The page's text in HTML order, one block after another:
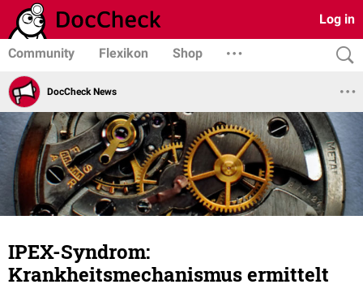
Log in
Community Flexikon Shop
DocCheck News
IPEX-Syndrom:
Krankheitsmechanismus ermittelt